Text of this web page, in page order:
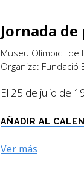
Jornada
Museu Olímpic i de
Organiza: Fundació
El 25 de julio de
AÑADIR AL
Ver más